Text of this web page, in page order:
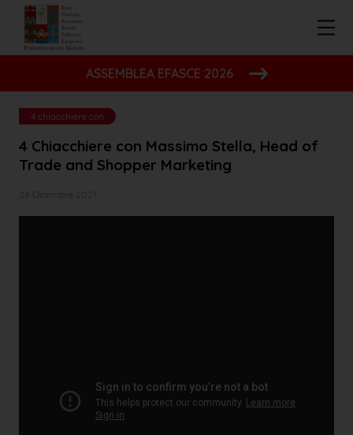
ASSEMBLEA EFASCE 2026
4 chiacchiere con
4 Chiacchiere con Massimo Stella, Head of
Trade and Shopper Marketing
28 Dicembre 2021